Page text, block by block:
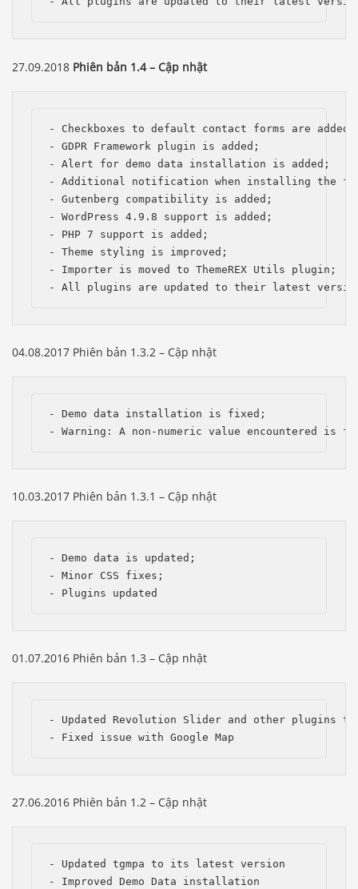
27.09.2018 Phiên bản 1.4 – Cập nhật
- Checkboxes to default contact forms are added,
- GDPR Framework plugin is added;
- Alert for demo data installation is added;
- Additional notification when installing the
- Gutenberg compatibility is added;
- WordPress 4.9.8 support is added;
- PHP 7 support is added;
- Theme styling is improved;
- Importer is moved to ThemeREX Utils plugin;
- All plugins are updated to their latest
04.08.2017 Phiên bản 1.3.2 – Cập nhật
- Demo data installation is fixed;
- Warning: A non-numeric value encountered is
10.03.2017 Phiên bản 1.3.1 – Cập nhật
- Demo data is updated;
- Minor CSS fixes;
- Plugins updated
01.07.2016 Phiên bản 1.3 – Cập nhật
- Updated Revolution Slider and other plugins
- Fixed issue with Google Map
27.06.2016 Phiên bản 1.2 – Cập nhật
- Updated tgmpa to its latest version
- Improved Demo Data installation